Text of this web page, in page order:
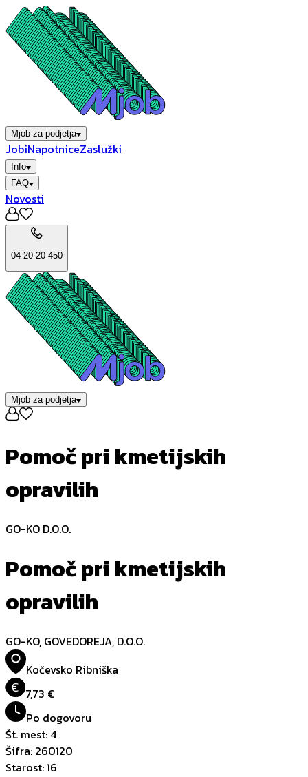
Mjob za podjetja
JobiNapotniceZaslužki
Info
FAQ
Novosti
04 20 20 450
Mjob za podjetja
Pomoč pri kmetijskih
opravilih
GO-KO D.O.O.
Pomoč pri kmetijskih
opravilih
GO-KO, GOVEDOREJA, D.O.O.
Kočevsko Ribniška
€ 7,73 €
Po dogovoru
Št. mest: 4
Šifra: 260120
Starost:16